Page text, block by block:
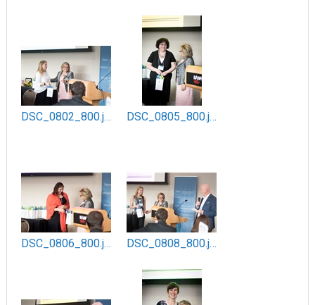
DSC_0802_800.jpg DSC_0805_800.jpg
DSC_0806_800.jpg DSC_0808_800.jpg